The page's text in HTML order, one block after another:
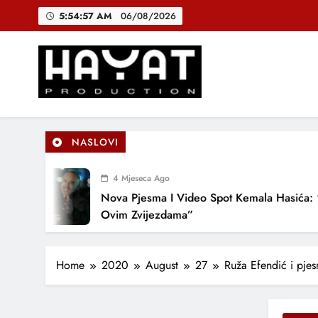
5:54:57 AM 06/08/2026
Hayat Production
Promocija domaće muzike
NASLOVI
4 Mjeseca Ago
Nova Pjesma I Video Spot Kemala Hasića:
Ovim Zvijezdama”
Home 2020 August 27 Ruža Efendić i